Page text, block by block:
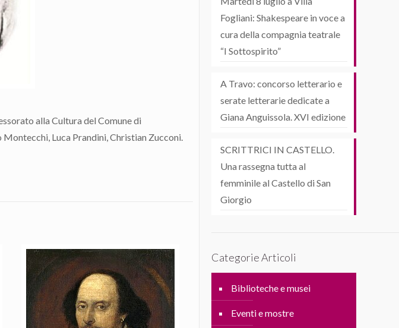
alla Cultura del Comune di
Luca Prandini, Christian Zucconi.
Fogliani: Shakespeare in voce a
cura della compagnia teatrale
“I Sottospirito”
A Travo: concorso letterario e
serate letterarie dedicate a
Giana Anguissola. XVI edizione
SCRITTRICI IN CASTELLO.
Una rassegna tutta al
femminile al Castello di San
Giorgio
Categorie Articoli
Biblioteche e musei
Eventi e mostre